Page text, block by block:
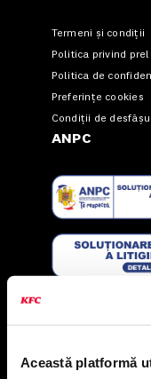
Această platformă
Termeni și condiții
Politica privind
Politica de
Preferințe cookies
Condiții de
ANPC
Restaurante
CAMERA 5, Etaj 2